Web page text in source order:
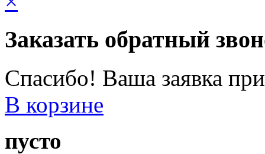
Заказать обратный
Спасибо! Ваша заявка
В корзине
пусто